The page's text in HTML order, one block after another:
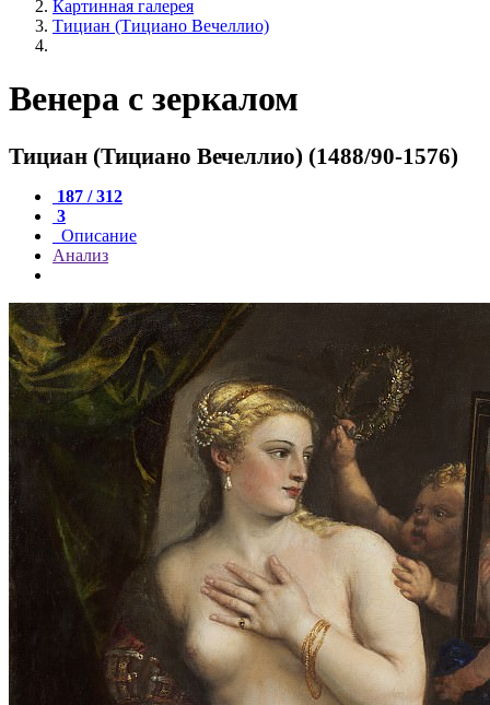
Картинная галерея
Тициан (Тициано Вечеллио)
Венера с зеркалом
Тициан (Тициано Вечеллио) (1488/90-1576)
187 / 312
3
Описание
Анализ